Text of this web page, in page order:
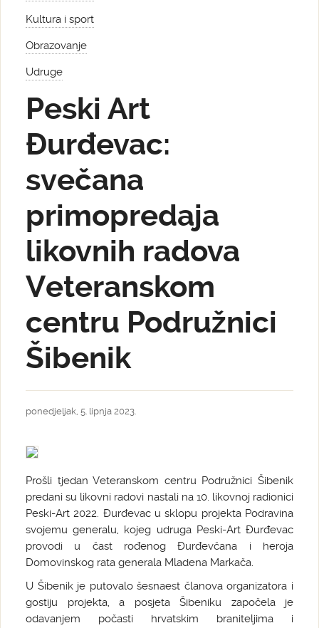
Kultura i sport
Obrazovanje
Udruge
Peski Art
Đurđevac:
svečana
primopredaja
likovnih radova
Veteranskom
centru Podružnici
Šibenik
ponedjeljak, 5. lipnja 2023.
Prošli tjedan Veteranskom centru Podružnici Šibenik
predani su likovni radovi nastali na 10. likovnoj radionici
Peski-Art 2022. Đurđevac u sklopu projekta Podravina
svojemu generalu, kojeg udruga Peski-Art Đurđevac
provodi u čast rođenog Đurđevčana i heroja
Domovinskog rata generala Mladena Markača.
U Šibenik je putovalo šesnaest članova organizatora i
gostiju projekta, a posjeta Šibeniku započela je
odavanjem počasti hrvatskim braniteljima i